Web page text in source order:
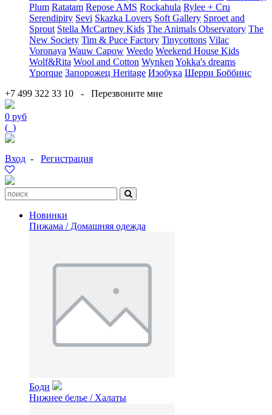
Plum Ratatam Repose AMS Rockahula Rylee + Cru
Serendipity Sevi Skazka Lovers Soft Gallery Sproet and
Sprout Stella McCartney Kids The Animals Observatory The
New Society Tim & Puce Factory Tinycottons Vilac
Voronaya Wauw Capow Weedo Weekend House Kids
Wolf&Rita Wool and Cotton Wynken Yokka's dreams
Yporque Запорожец Heritage Изобука Шерри Боббинс
+7 499 322 33 10 - Перезвоните мне
0 руб
( )
Вход - Регистрация
Новинки
Пижама / Домашняя одежда
Боди
Нижнее белье / Халаты